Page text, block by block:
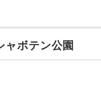
ャボテン公園